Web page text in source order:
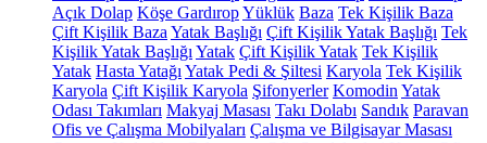
Açık Dolap Köşe GardıropYüklük Baza Tek Kişilik Baza
Çift Kişilik Baza Yatak Başlığı Çift Kişilik Yatak Başlığı Tek
Kişilik Yatak Başlığı Yatak Çift Kişilik Yatak Tek Kişilik
Yatak Hasta Yatağı Yatak Pedi & Şiltesi Karyola Tek Kişilik
Karyola Çift Kişilik Karyola Şifonyerler Komodin Yatak
Odası Takımları Makyaj Masası Takı Dolabı Sandık Paravan
Ofis ve Çalışma Mobilyaları Çalışma ve Bilgisayar Masası